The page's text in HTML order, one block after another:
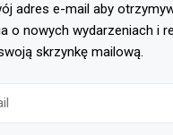
adres e-mail aby
o nowych wydarzeniach i
skrzynkę mailową.